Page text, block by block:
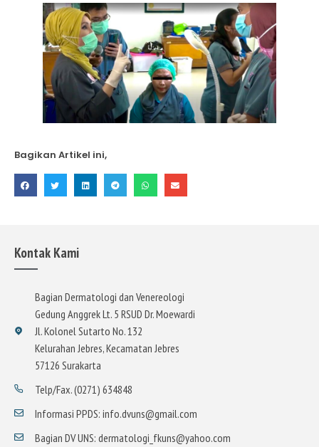
Bagikan Artikel ini,
Kontak Kami
Bagian Dermatologi dan Venereologi
Gedung Anggrek Lt. 5 RSUD Dr. Moewardi
Jl. Kolonel Sutarto No. 132
Kelurahan Jebres, Kecamatan Jebres
57126 Surakarta
Telp/Fax. (0271) 634848
Informasi PPDS: info.dvuns@gmail.com
Bagian DV UNS: dermatologi_fkuns@yahoo.com